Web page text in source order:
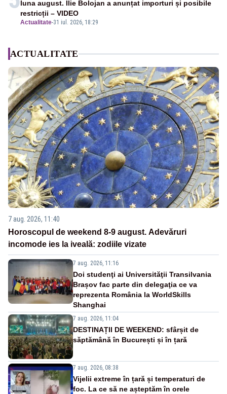
Actualitate-31 iul. 2026, 18:29
luna august. Ilie Bolojan a anunțat importuri și posibile
restricții – VIDEO
ACTUALITATE
7 aug. 2026, 11:40
Horoscopul de weekend 8-9 august. Adevăruri
incomode ies la iveală: zodiile vizate
7 aug. 2026, 11:16
Doi studenţi ai Universităţii Transilvania
Brașov fac parte din delegaţia ce va
reprezenta România la WorldSkills
Shanghai
7 aug. 2026, 11:04
DESTINAȚII DE WEEKEND: sfârșit de
săptămână în București și în țară
7 aug. 2026, 08:38
Vijelii extreme în țară și temperaturi de
foc. La ce să ne așteptăm în orele